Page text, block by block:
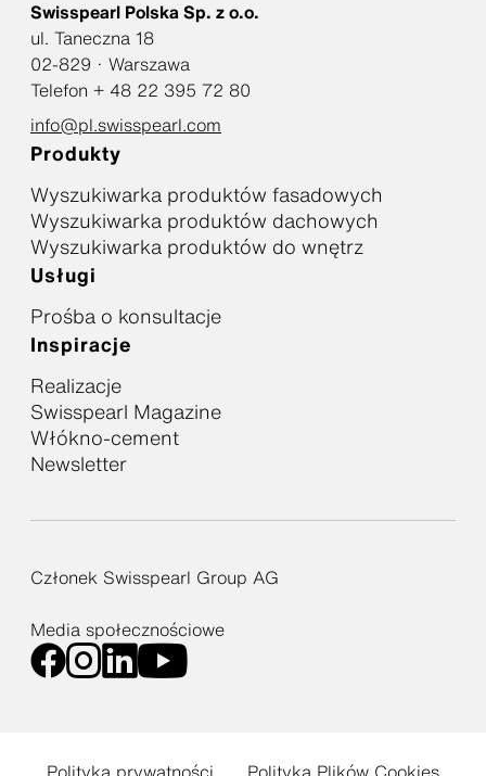
Swisspearl Polska Sp. z o.o.
ul. Taneczna 18
02-829 · Warszawa
Telefon + 48 22 395 72 80
info@pl.swisspearl.com
Produkty
Wyszukiwarka produktów fasadowych
Wyszukiwarka produktów dachowych
Wyszukiwarka produktów do wnętrz
Usługi
Prośba o konsultacje
Inspiracje
Realizacje
Swisspearl Magazine
Włókno-cement
Newsletter
Członek Swisspearl Group AG
Media społecznościowe